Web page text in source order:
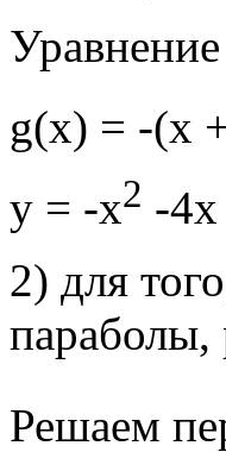
g(x) = -(х
у = -х2 -
2) для
Решаем